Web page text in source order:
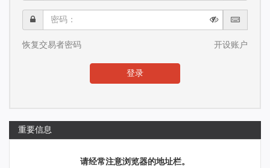
码：
恢复交易者密码
开设账户
登录
重要信息
请经常注意浏览器的地址栏。